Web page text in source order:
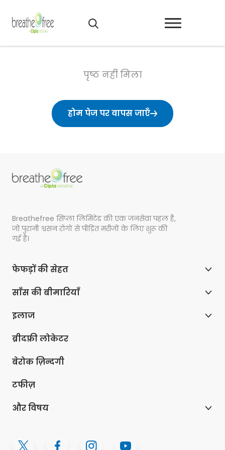
पृष्ठ नहीं मिला
होम पेज पर वापस जाएँ
Breathefree सिप्ला लिमिटेड की एक जनसेवा पहल है,
जो पुरानी श्वसन रोगों से पीड़ित मरीजों के लिए शुरू की
गई है।
फेफड़ों की सेहत
साँस की बीमारियाँ
इलाज
ब्रीदफ़्री लोकेटर
बेरोक ज़िन्दगी
टफीज़
और विषय